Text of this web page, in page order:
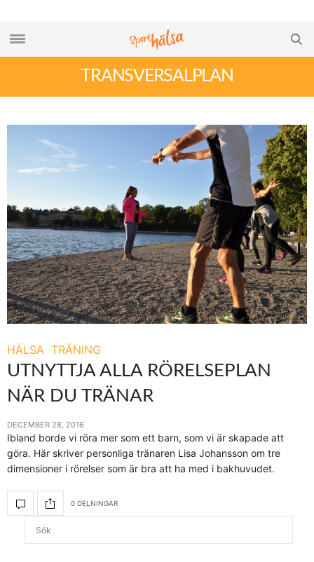
TRANSVERSALPLAN
HÄLSA TRÄNING
UTNYTTJA ALLA RÖRELSEPLAN
NÄR DU TRÄNAR
DECEMBER 28, 2016
Ibland borde vi röra mer som ett barn, som vi är skapade att
göra. Här skriver personliga tränaren Lisa Johansson om tre
dimensioner i rörelser som är bra att ha med i bakhuvudet.
0 DELNINGAR